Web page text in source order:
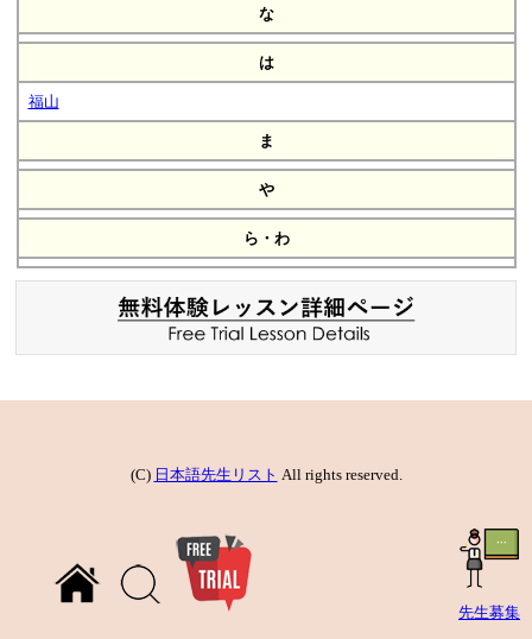
先生募集
な
は
福山
ま
や
ら・わ
(C) 日本語先生リスト All rights reserved.